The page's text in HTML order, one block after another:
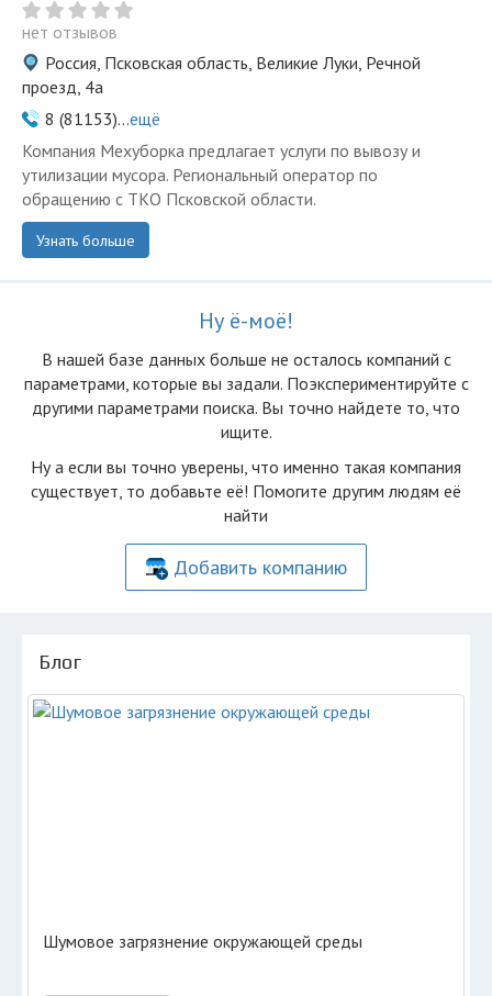
нет отзывов
Россия, Псковская область, Великие Луки, Речной
проезд, 4а
8 (81153)...ещё
Компания Мехуборка предлагает услуги по вывозу и
утилизации мусора. Региональный оператор по
обращению с ТКО Псковской области.
Узнать больше
Ну ё-моё!
В нашей базе данных больше не осталоcь компаний с
параметрами, которые вы задали. Поэкспериментируйте с
другими параметрами поиска. Вы точно найдете то, что
ищите.
Ну а если вы точно уверены, что именно такая компания
существует, то добавьте её! Помогите другим людям её
найти
Добавить компанию
Блог
Шумовое загрязнение окружающей среды